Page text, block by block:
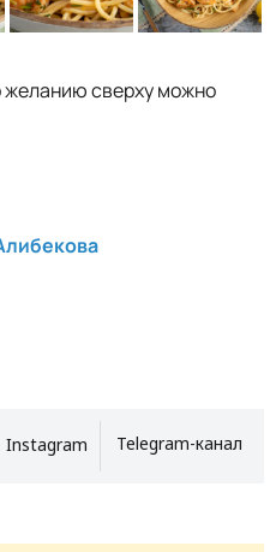
желанию сверху можно
Instagram Telegram-канал